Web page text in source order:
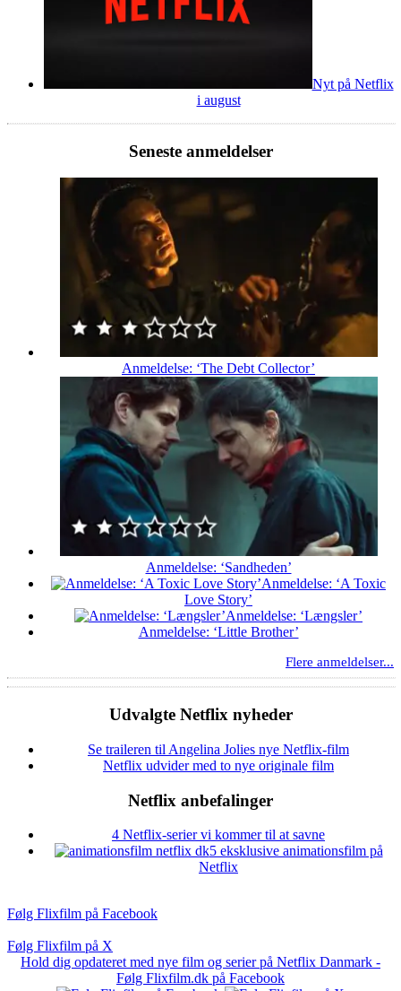
Nyt på Netflix
i august
Seneste anmeldelser
Anmeldelse: ‘The Debt Collector’
Anmeldelse: ‘Sandheden’
Anmeldelse: ‘A Toxic
Love Story’
Anmeldelse: ‘Længsler’
Anmeldelse: ‘Little Brother’
Flere anmeldelser...
Udvalgte Netflix nyheder
Se traileren til Angelina Jolies nye Netflix-film
Netflix udvider med to nye originale film
Netflix anbefalinger
4 Netflix-serier vi kommer til at savne
5 eksklusive animationsfilm på
Netflix
Følg Flixfilm på Facebook
Følg Flixfilm på X
Hold dig opdateret med nye film og serier på Netflix Danmark -
Følg Flixfilm.dk på Facebook